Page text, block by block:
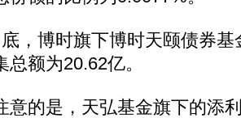
博时旗下博时天颐债券基
额为20.62亿。
的是，天弘基金旗下的添